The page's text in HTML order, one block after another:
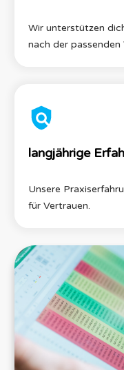
Wir unterstützen
nach der passenden
langjährige
Unsere
für Vertrauen.